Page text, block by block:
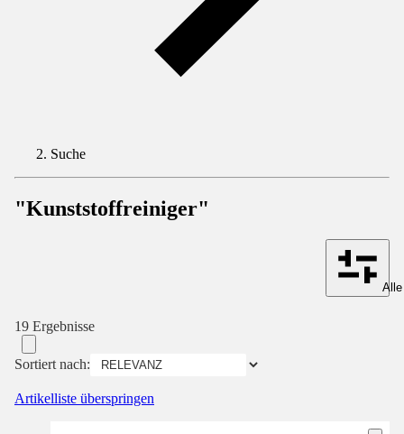
Suche
"Kunststoffreiniger"
19 Ergebnisse
Sortiert nach:
Artikelliste überspringen